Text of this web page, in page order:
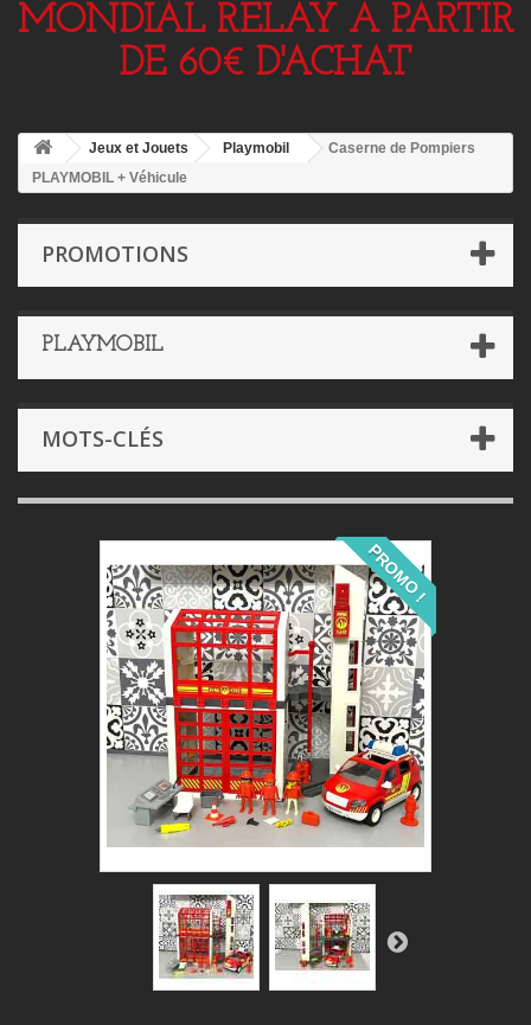
MONDIAL RELAY A PARTIR
DE 60€ D'ACHAT
Jeux et Jouets Playmobil
Caserne de Pompiers
PLAYMOBIL + Véhicule
PROMOTIONS
PLAYMOBIL
MOTS-CLÉS
PROMO !